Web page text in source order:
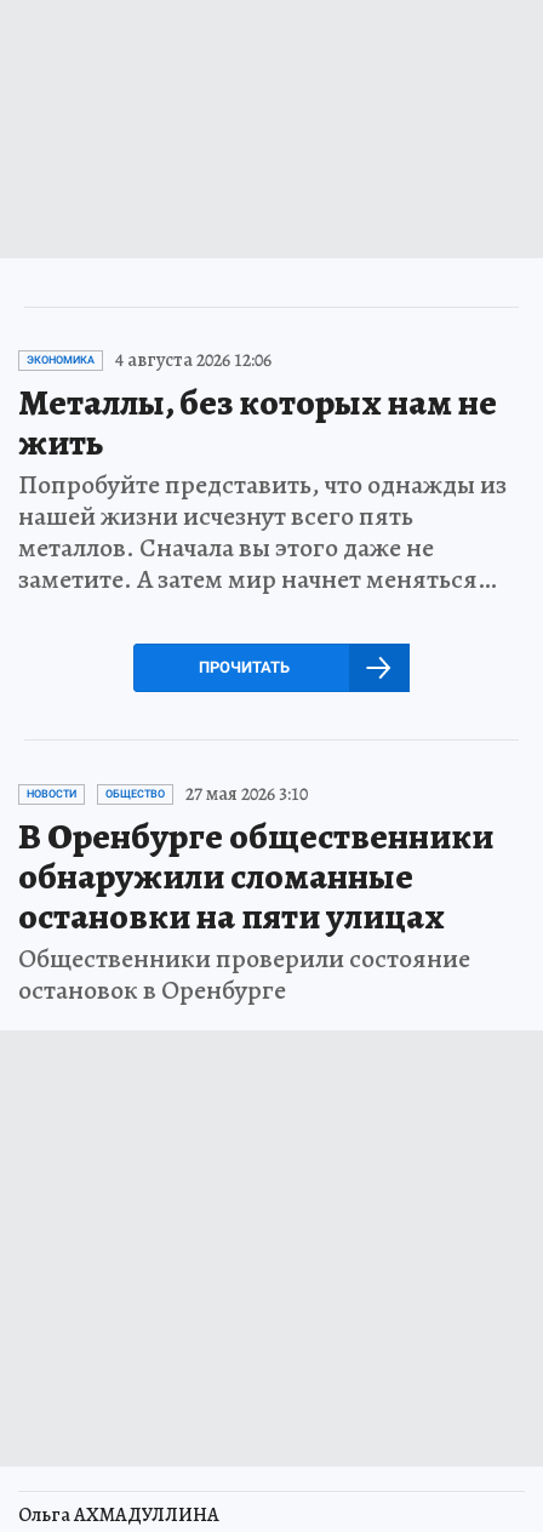
ЭКОНОМИКА 4 августа 2026 12:06
Металлы, без которых нам не
жить
Попробуйте представить, что однажды из
нашей жизни исчезнут всего пять
металлов. Сначала вы этого даже не
заметите. А затем мир начнет меняться…
ПРОЧИТАТЬ
НОВОСТИ ОБЩЕСТВО 27 мая 2026 3:10
В Оренбурге общественники
обнаружили сломанные
остановки на пяти улицах
Общественники проверили состояние
остановок в Оренбурге
Ольга АХМАДУЛЛИНА